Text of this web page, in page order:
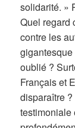
solidarité. »
Quel regard
contre les
gigantesque
oublié ?
Français et
disparaître
testimoniale